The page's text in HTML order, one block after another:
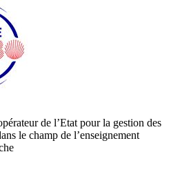
de l’Etat pour la gestion des
le champ de l’enseignement